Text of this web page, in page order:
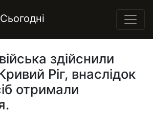
здійснили
Ріг, внаслідок
отримали